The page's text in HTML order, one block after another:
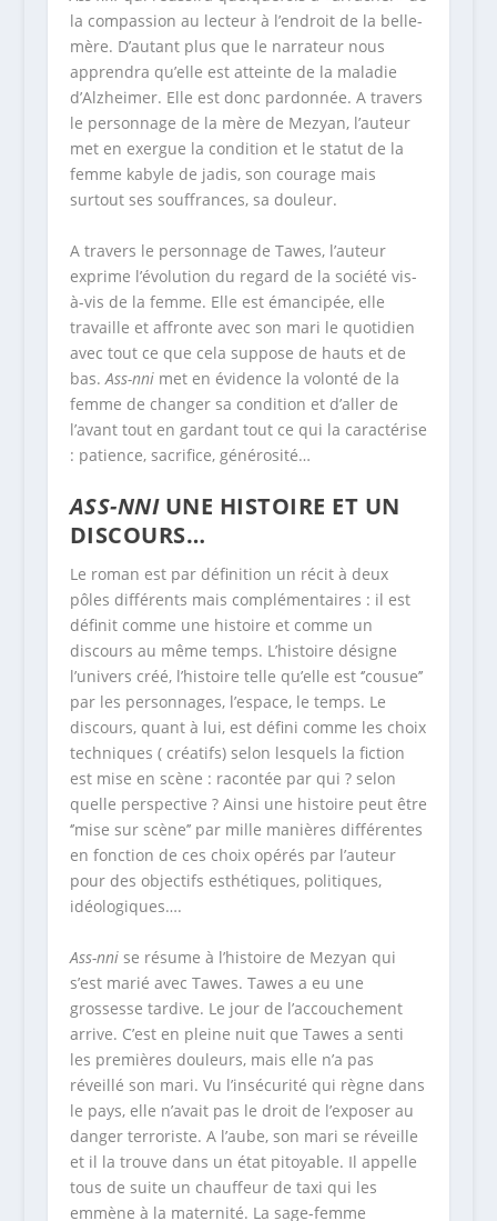
la compassion au lecteur à l’endroit de la belle-
mère. D’autant plus que le narrateur nous
apprendra qu’elle est atteinte de la maladie
d’Alzheimer. Elle est donc pardonnée. A travers
le personnage de la mère de Mezyan, l’auteur
met en exergue la condition et le statut de la
femme kabyle de jadis, son courage mais
surtout ses souffrances, sa douleur.
A travers le personnage de Tawes, l’auteur
exprime l’évolution du regard de la société vis-
à-vis de la femme. Elle est émancipée, elle
travaille et affronte avec son mari le quotidien
avec tout ce que cela suppose de hauts et de
bas. Ass-nnimet en évidence la volonté de la
femme de changer sa condition et d’aller de
l’avant tout en gardant tout ce qui la caractérise
: patience, sacrifice, générosité…
ASS-NNIUNE HISTOIRE ET UN
DISCOURS…
Le roman est par définition un récit à deux
pôles différents mais complémentaires : il est
définit comme une histoire et comme un
discours au même temps. L’histoire désigne
l’univers créé, l’histoire telle qu’elle est ‘’cousue’’
par les personnages, l’espace, le temps. Le
discours, quant à lui, est défini comme les choix
techniques ( créatifs) selon lesquels la fiction
est mise en scène : racontée par qui ? selon
quelle perspective ? Ainsi une histoire peut être
‘’mise sur scène’’ par mille manières différentes
en fonction de ces choix opérés par l’auteur
pour des objectifs esthétiques, politiques,
idéologiques….
Ass-nnise résume à l’histoire de Mezyan qui
s’est marié avec Tawes. Tawes a eu une
grossesse tardive. Le jour de l’accouchement
arrive. C’est en pleine nuit que Tawes a senti
les premières douleurs, mais elle n’a pas
réveillé son mari. Vu l’insécurité qui règne dans
le pays, elle n’avait pas le droit de l’exposer au
danger terroriste. A l’aube, son mari se réveille
et il la trouve dans un état pitoyable. Il appelle
tous de suite un chauffeur de taxi qui les
emmène à la maternité. La sage-femme